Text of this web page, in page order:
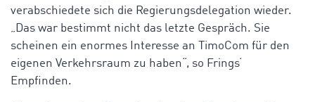
verabschiedete sich die Regierungsdelegation wieder.
„Das war bestimmt nicht das letzte Gespräch. Sie
scheinen ein enormes Interesse an TimoCom für den
eigenen Verkehrsraum zu haben“, so Frings‘
Empfinden.